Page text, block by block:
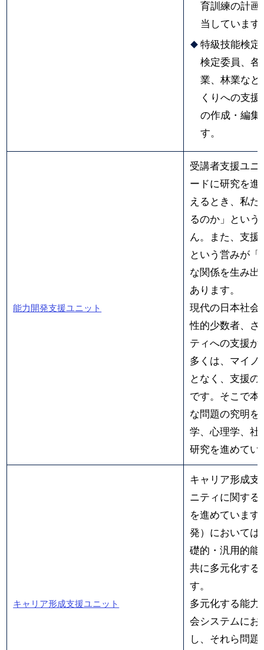
育訓練の計画
当しています
特級技能検定
検定委員、各
業、林業など
くりへの支
の作成・編集
す。
能力開発支援ユニット
受講者支援ユニ
ードに研究を進
えるとき、私
るのか」とい
ん。また、支援
という営みが
な関係を生み出
あります。
現代の日本社会
性的少数者、さ
ティへの支援が
多くは、マイノ
となく、支援
です。そこで本
な問題の究明を
学、心理学、社
研究を進めてい
キャリア形成支援ユニット
キャリア形成支
ニティに関する
を進めていま
発）においては
礎的・汎用的能
共に多元化する
す。
多元化する能力
会システムにお
し、それら問